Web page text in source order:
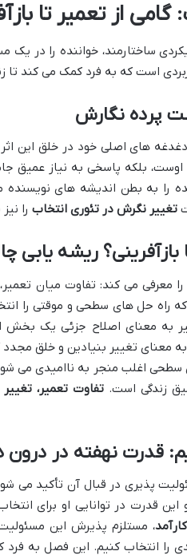
از تعمیر تا
ساختارمند، خواننده را در
است که به فرد کمک می کند تا
پرده نگارش
های اصلی خود در خلق این
بلکه پاسخی به نیاز عمیق
را به بطن اندیشه های نویسنده
تغییر نگرش در تئوری انتخاب را
ریشه یابی
معرفی می کند: تفاوت میان تعمیر،
راه حل های سطحی و موقتی را
به معنای اصلاح جزئی یک
به معنای تغییر بنیادین و خلق
سطحی اغلب منجر به ناامیدی می
زندگی است. تفاوت تعمیر،
قدرت نهفته در درون
پذیری در قبال آن تأکید می
قدرت در توانایی او برای
، مستلزم پذیرش این
را انتخاب کنیم. این فصل به